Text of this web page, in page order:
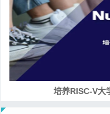
培养RISC-V大